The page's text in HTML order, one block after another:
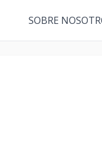
SOBRE